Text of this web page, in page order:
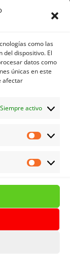
como las
del dispositivo. El
datos como
únicas en este
afectar
Siempre activo
los